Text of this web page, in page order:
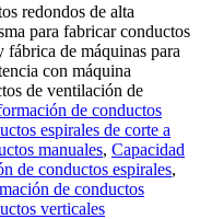
redondos de alta
para fabricar conductos
de máquinas para
con máquina
de ventilación de
de conductos
espirales de corte a
manuales, Capacidad
de conductos espirales,
de conductos
verticales